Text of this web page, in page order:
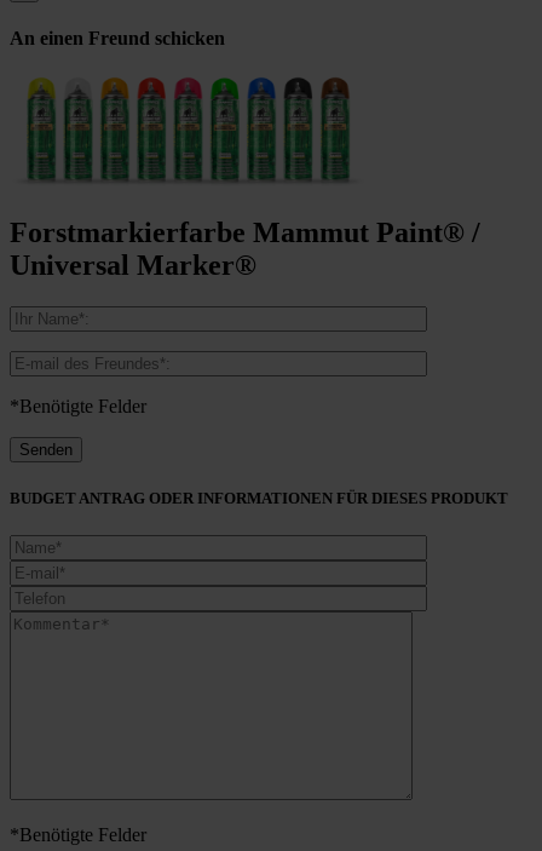
An einen Freund schicken
Forstmarkierfarbe Mammut Paint® /
Universal Marker®
*Benötigte Felder
BUDGET ANTRAG ODER INFORMATIONEN FÜR DIESES PRODUKT
*Benötigte Felder